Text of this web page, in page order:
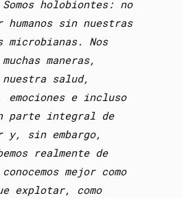
holobiontes: no
humanos sin nuestras
microbianas. Nos
maneras,
salud,
emociones e incluso
parte integral de
y, sin embargo,
realmente de
mejor como
explotar, como